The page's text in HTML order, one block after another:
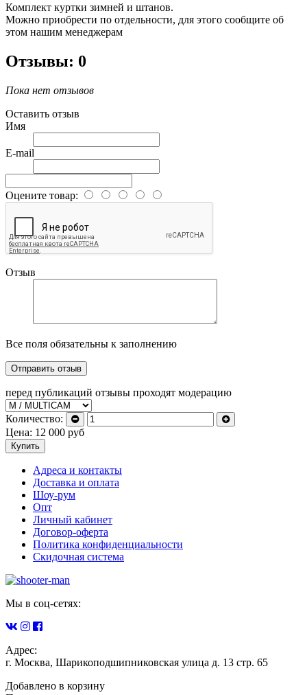
Комплект куртки зимней и штанов.
Можно приобрести по отдельности, для этого сообщите об
этом нашим менеджерам
Отзывы: 0
Пока нет отзывов
Оставить отзыв
Имя
E-mail
Оцените товар:
Отзыв
Все поля обязательны к заполнению
перед публикаций отзывы проходят модерацию
Количество:
Цена: 12 000 руб
Купить
Адреса и контакты
Доставка и оплата
Шоу-рум
Опт
Личный кабинет
Договор-оферта
Политика конфиденциальности
Скидочная система
Мы в соц-сетях:
Адрес:
г. Москва, Шарикоподшипниковская улица д. 13 стр. 65
Добавлено в корзину